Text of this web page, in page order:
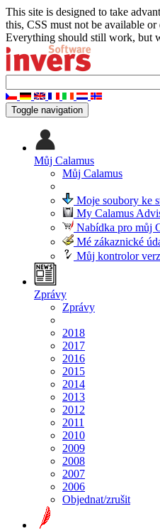
This site is designed to take
this, CSS must not be available
Everything should still work, but
Toggle navigation
Můj Calamus
Můj Calamus
Moje soubory ke
My Calamus
Nabídka pro můj
Mé zákaznické
Můj kontrolor
Zprávy
Zprávy
2018
2017
2016
2015
2014
2013
2012
2011
2010
2009
2008
2007
2006
Objednat/zrušit